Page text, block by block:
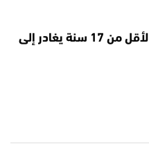
المنتخب الوطني لأقل من 17 سنة يغادر إلى